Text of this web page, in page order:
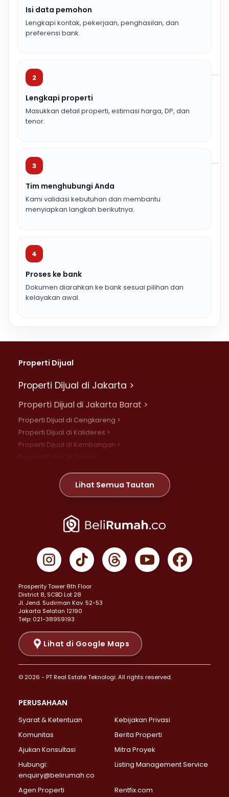
Isi data pemohon
Lengkapi kontak, pekerjaan, penghasilan, dan
preferensi bank.
2
Lengkapi properti
Masukkan detail properti, estimasi harga, DP, dan
tenor.
3
Tim menghubungi Anda
Kami validasi kebutuhan dan membantu
menyiapkan langkah berikutnya.
4
Proses ke bank
Dokumen diarahkan ke bank sesuai pilihan dan
kelayakan awal.
Properti Dijual
Properti Dijual di Jakarta >
Properti Dijual di Jakarta Barat >
Properti Dijual di Cengkareng >
Properti Dijual di Kalideres >
Properti Dijual di Kembangan >
Properti Dijual di Meruya >
Properti Dijual di Jelambar >
Properti Dijual di Jakarta Pusat >
Properti Dijual di Gambir >
Properti Dijual di Johar Baru >
Properti Dijual di Menteng >
Properti Dijual di Senen >
Properti Dijual di Tanah Abang >
Properti Dijual di Cikini >
Properti Dijual di Kramat >
Properti Dijual di Pasar Baru >
Properti Dijual di Bendungan Hilir >
Properti Dijual di Jakarta Selatan >
Properti Dijual di Lebak Bulus >
Properti Dijual di Gandaria Selatan >
Properti Dijual di Pondok Labu >
Properti Dijual di Lenteng Agung >
Properti Dijual di Senayan >
Properti Dijual di Pondok Pinang >
Lihat Semua Tautan
Prosperity Tower 8th Floor
District 8, SCBD Lot 28
JI. Jend. Sudirman Kav. 52-53
Jakarta Selatan 12190
Telp: 021-38959193
Lihat di Google Maps
© 2026 - PT Real Estate Teknologi. All rights reserved.
PERUSAHAAN
Syarat & Ketentuan
Kebijakan Privasi
Komunitas
Berita Properti
Ajukan Konsultasi
Mitra Proyek
Hubungi:
enquiry@belirumah.co
Listing Management Service
Agen Properti Rentfix.com